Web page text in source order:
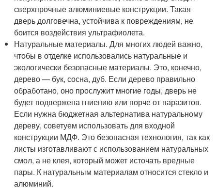
сверхпрочные алюминиевые конструкции. Такая
дверь долговечна, устойчива к повреждениям, не
боится воздействия ультрафиолета.
Натуральные материалы. Для многих людей важно,
чтобы в отделке использовались натуральные и
экологически безопасные материалы. Это, конечно,
дерево — бук, сосна, дуб. Если дерево правильно
обработано, оно прослужит многие годы, дверь не
будет подвержена гниению или порче от паразитов.
Если нужна бюджетная альтернатива натуральному
дереву, советуем использовать для входной
конструкции МДФ. Это безопасная технология, так как
листы изготавливают с использованием натуральных
смол, а не клея, который может источать вредные
пары. К натуральным материалам относится стекло и
алюминий.